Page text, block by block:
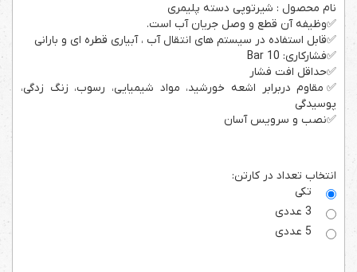
نام محصول : شیرتوپی دسته پلیمری
✅وظیفه آن قطع و وصل جریان آب است.
✅قابل استفاده در سیستم های انتقال آب ، آبیاری قطره ای و بارانی
✅فشارکاری: 10 Bar
✅حداقل افت فشار
✅مقاوم دربرابر اشعه خورشید، مواد شیمیایی، رسوب، زنگ زدگی،
پوسیدگی
✅نصب و سرویس آسان
انتخاب تعداد در کارتن:
تکی